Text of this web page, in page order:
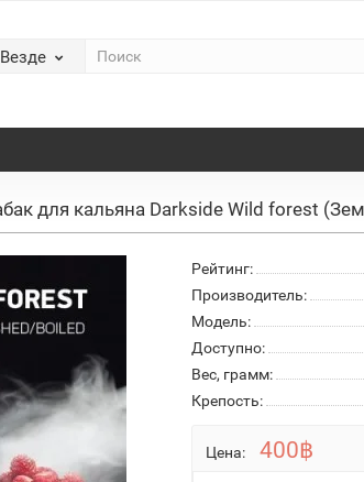
Везде
для кальяна Darkside Wild forest
Рейтинг:
Производитель:
Модель:
Доступно:
Вес, грамм:
Крепость:
Цена: 400฿